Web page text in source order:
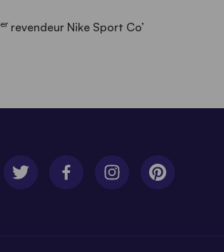
errevendeur Nike Sport Co’